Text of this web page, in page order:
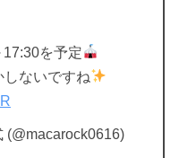
を予定
ないですね